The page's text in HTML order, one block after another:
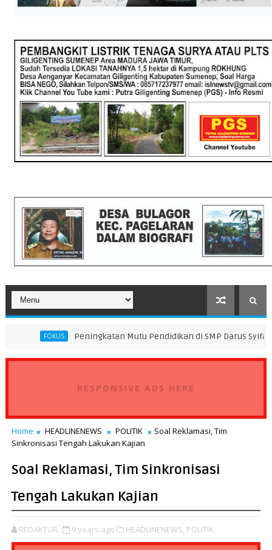
Peningkatan Mutu Pendidikan di SMP Darus Syifa Jakarta Utara
RESPONSIVE ADS HERE
Home HEADLINENEWS POLITIK
Soal Reklamasi, Tim
Sinkronisasi Tengah Lakukan Kajian
Soal Reklamasi, Tim Sinkronisasi
Tengah Lakukan Kajian
REDAKTUR 9 years ago HEADLINENEWS, POLITIK,